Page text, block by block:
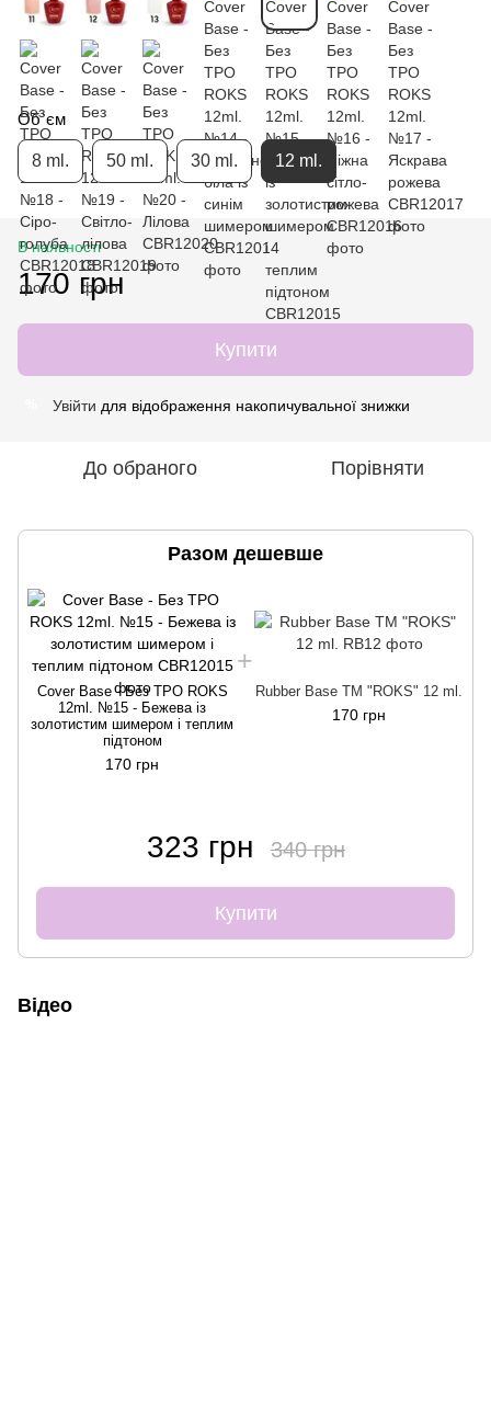
Об`єм
8 ml. 50 ml. 30 ml. 12 ml.
В наявності
170 грн
Купити
Увійти для відображення накопичувальної знижки
До обраного Порівняти
Разом дешевше
Cover Base - Без ТРО ROKS
12ml. №15 - Бежева із
золотистим шимером і теплим
підтоном
170 грн
Rubber Base ТМ "ROKS" 12 ml.
170 грн
323 грн 340 грн
Купити
Відео